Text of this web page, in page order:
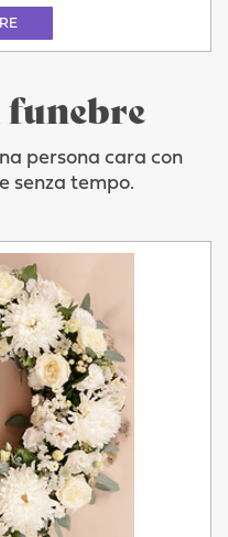
persona cara con
senza tempo.